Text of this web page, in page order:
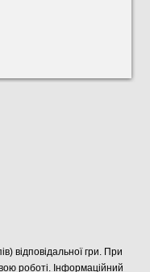
відповідальної гри. При
роботі. Інформаційний